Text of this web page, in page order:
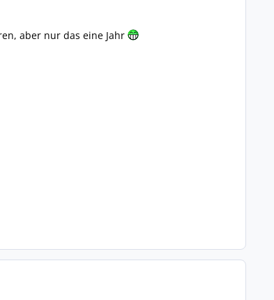
aber nur das eine Jahr